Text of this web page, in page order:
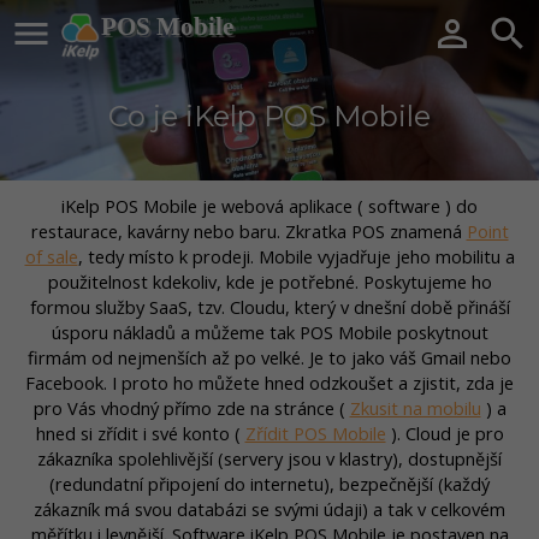
POS Mobile
  
Co je iKelp POS Mobile
iKelp POS Mobile je webová aplikace ( software ) do
restaurace, kavárny nebo baru. Zkratka POS znamená Point
of sale, tedy místo k prodeji. Mobile vyjadřuje jeho mobilitu a
použitelnost kdekoliv, kde je potřebné. Poskytujeme ho
formou služby SaaS, tzv. Cloudu, který v dnešní době přináší
úsporu nákladů a můžeme tak POS Mobile poskytnout
firmám od nejmenších až po velké. Je to jako váš Gmail nebo
Facebook. I proto ho můžete hned odzkoušet a zjistit, zda je
pro Vás vhodný přímo zde na stránce ( Zkusit na mobilu ) a
hned si zřídit i své konto ( Zřídit POS Mobile ). Cloud je pro
zákazníka spolehlivější (servery jsou v klastry), dostupnější
(redundatní připojení do internetu), bezpečnější (každý
zákazník má svou databázi se svými údaji) a tak v celkovém
měřítku i levnější. Software iKelp POS Mobile je postaven na